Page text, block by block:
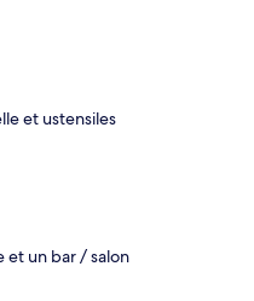
et ustensiles
et un bar / salon